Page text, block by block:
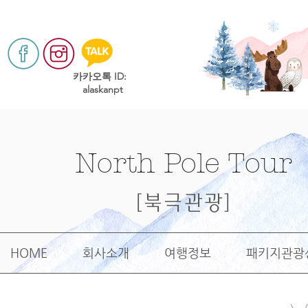
​카카오톡 ID:
alaskanpt
North Pole Tour
[북극관광]
HOME 회사소개 여행정보 패키지관광